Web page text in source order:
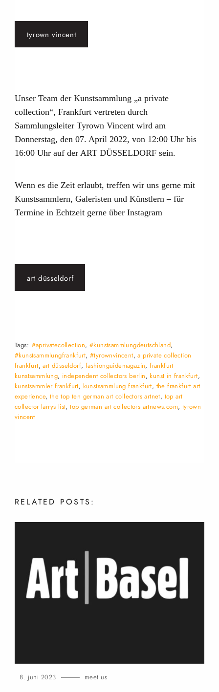
tyrown vincent
Unser Team der Kunstsammlung „a private
collection“, Frankfurt vertreten durch
Sammlungsleiter Tyrown Vincent wird am
Donnerstag, den 07. April 2022, von 12:00 Uhr bis
16:00 Uhr auf der ART DÜSSELDORF sein.
Wenn es die Zeit erlaubt, treffen wir uns gerne mit
Kunstsammlern, Galeristen und Künstlern – für
Termine in Echtzeit gerne über Instagram
art düsseldorf
Tags: #aprivatecollection,#kunstsammlungdeutschland,
#kunstsammlungfrankfurt, #tyrownvincent,a private collection
frankfurt,art düsseldorf, fashionguidemagazin,frankfurt
kunstsammlung, independent collectors berlin,kunst in frankfurt,
kunstsammler frankfurt, kunstsammlung frankfurt, the frankfurt art
experience, the top ten german art collectors artnet, top art
collector larrys list,top german art collectors artnews.com, tyrown
vincent
RELATED POSTS:
8. juni 2023 meet us